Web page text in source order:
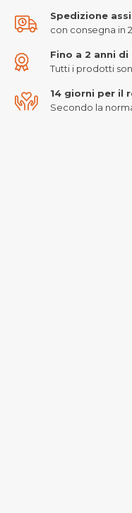
Spedizione
con consegna in
Fino a 2 anni di
Tutti i prodotti
14 giorni per il
Secondo la